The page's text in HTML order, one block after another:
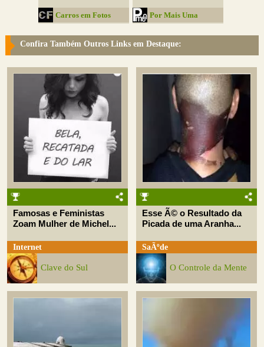
Carros em Fotos Por Mais Uma
Confira Também Outros Links em Destaque:
Famosas e Feministas
Zoam Mulher de Michel...
Internet
Clave do Sul
Esse Ã© o Resultado da
Picada de uma Aranha...
SaÃºde
O Controle da Mente